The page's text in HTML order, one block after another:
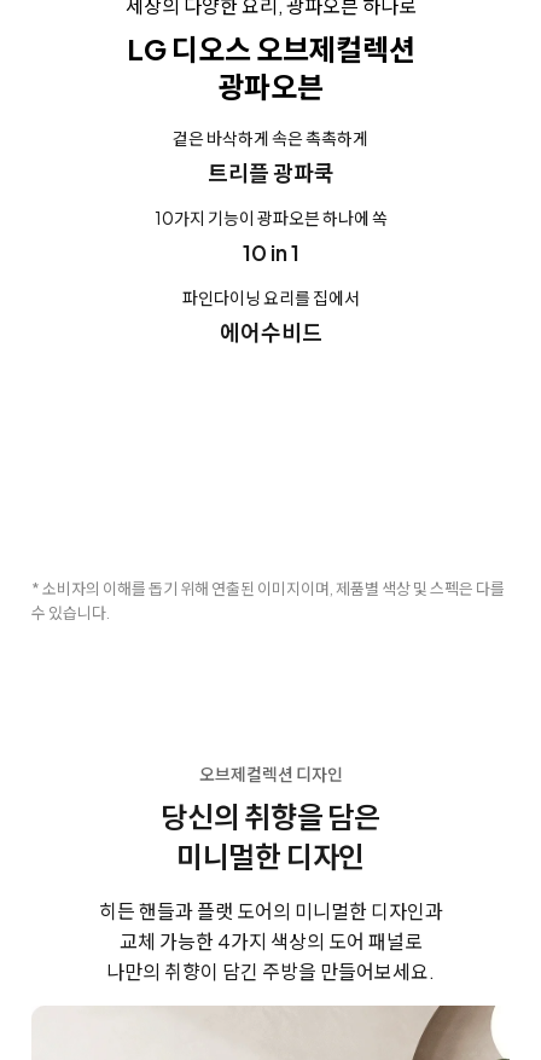
세상의 다양한 요리, 광파오븐 하나로
LG 디오스 오브제컬렉션
광파오븐
겉은 바삭하게 속은 촉촉하게
트리플 광파쿡
10가지 기능이 광파오븐 하나에 쏙
10 in 1
파인다이닝 요리를 집에서
에어수비드
* 소비자의 이해를 돕기 위해 연출된 이미지이며, 제품별 색상 및 스펙은 다를
수 있습니다.
오브제컬렉션 디자인
당신의 취향을 담은
미니멀한 디자인
히든 핸들과 플랫 도어의 미니멀한 디자인과
교체 가능한 4가지 색상의 도어 패널로
나만의 취향이 담긴 주방을 만들어보세요.